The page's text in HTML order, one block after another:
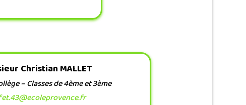
Christian MALLET
– Classes de 4ème et 3ème